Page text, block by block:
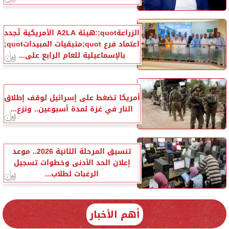
الزراعةquot;:هيئة A2LA الأمريكية تُجدد
اعتماد فرع quot;متبقيات المبيداتquot;
بالإسماعيلية للعام الرابع على...
أمريكا تضغط على إسرائيل لوقف إطلاق
النار في غزة لمدة أسبوعين.. ونزع...
تنسيق المرحلة الثانية 2026.. موعد
إعلان الحد الأدنى وخطوات تسجيل
الرغبات لطلاب...
أهم الأخبار